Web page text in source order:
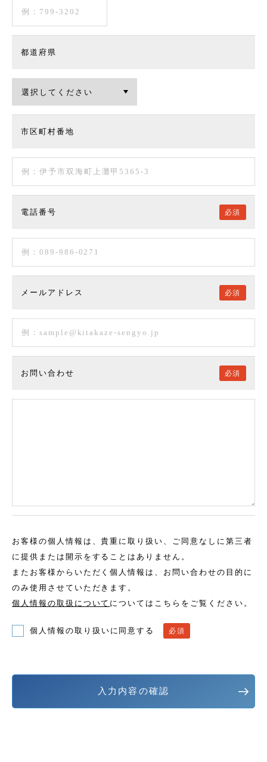
都道府県
市区町村番地
電話番号 必須
メールアドレス 必須
お問い合わせ 必須
お客様の個人情報は、貴重に取り扱い、ご同意なしに第三者
に提供または開示をすることはありません。
またお客様からいただく個人情報は、お問い合わせの目的に
のみ使用させていただきます。
個人情報の取扱について についてはこちらをご覧ください。
個人情報の取り扱いに同意する 必須
入力内容の確認